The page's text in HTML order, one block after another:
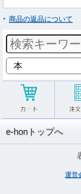
商品の返品について
e-honトップへ
運営